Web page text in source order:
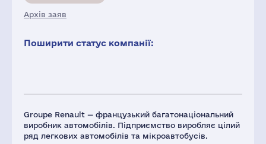
Groupe Renault — французький багатонаціональний
виробник автомобілів. Підприємство виробляє цілий
ряд легкових автомобілів та мікроавтобусів.
Архів заяв
Поширити статус компанії: